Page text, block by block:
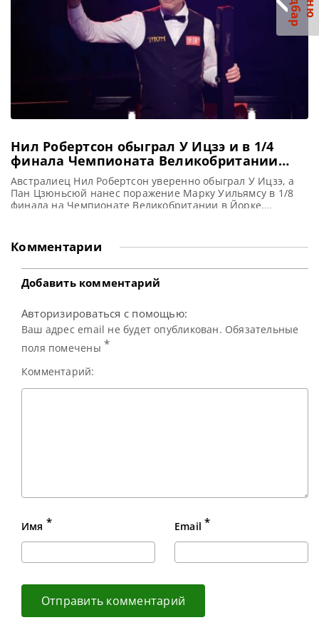
Нил Робертсон обыграл У Ицзэ и в 1/4
финала Чемпионата Великобритании
сразится с Пан Цзюньсюем
Австралиец Нил Робертсон уверенно обыграл У Ицзэ, а
Пан Цзюньсюй нанес поражение Марку Уильямсу в 1/8
финала на Чемпионате Великобритании в Йорке,
Ицзэ со счетом 6-1 и прошел в четвертьфинал, сохраняя
шансы на успешное выступление в финальной стадии
престижного турнира в
Комментарии
Добавить комментарий
Авторизироваться с помощью:
Ваш адрес email не будет опубликован. Обязательные
поля помечены *
Комментарий:
Имя * Email *